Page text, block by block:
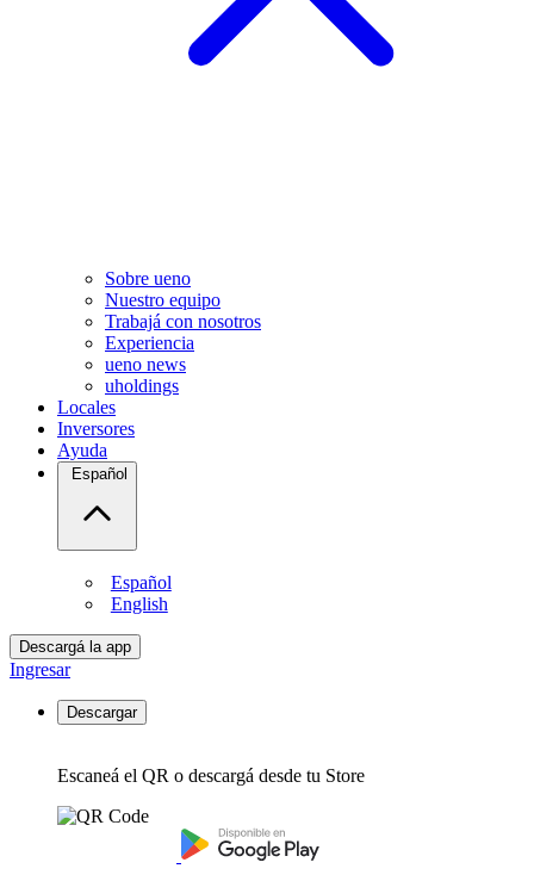
Sobre ueno
Nuestro equipo
Trabajá con nosotros
Experiencia
ueno news
uholdings
Locales
Inversores
Ayuda
Español
Español
English
Descargá la app
Ingresar
Descargar
Escaneá el QR o descargá desde tu Store